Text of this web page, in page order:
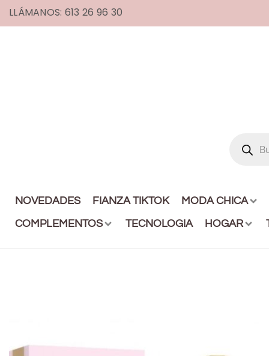
LLÁMANOS: 613 26 96 30
NOVEDADES FIANZA TIKTOK
MODA CHICA
COMPLEMENTOS
TECNOLOGIA HOGAR